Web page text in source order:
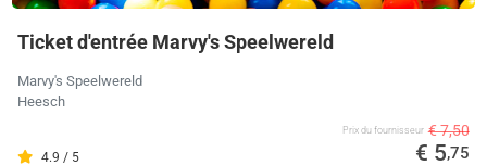
Ticket d'entrée Marvy's Speelwereld
Marvy's Speelwereld
Heesch
4.9 / 5
Prix ​​du fournisseur € 7,50
€ 5,75